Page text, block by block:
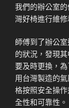
我們的辦公室
灣好椅進行維修
師傅到了辦公
的狀況，發現
要及時更換，
用台灣製造的
格按照安全操
全性和可靠性。